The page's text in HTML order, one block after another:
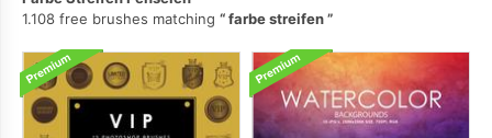
1.108 free brushes matching
farbe streifen